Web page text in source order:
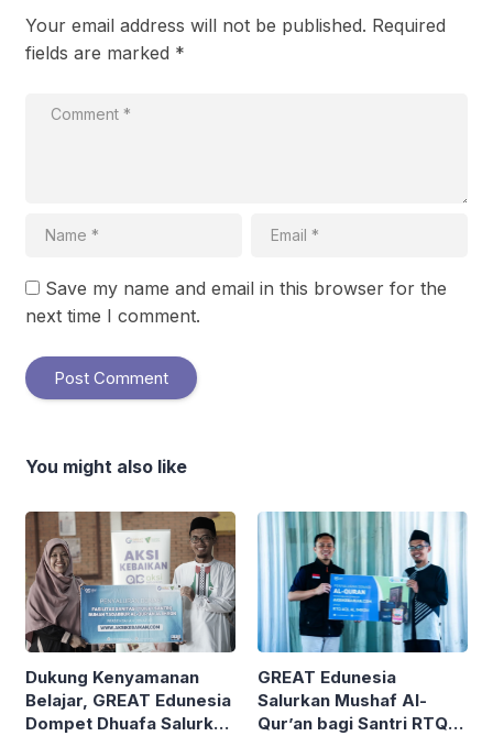
Your email address will not be published. Required
fields are marked *
Save my name and email in this browser for the
next time I comment.
You might also like
Dukung Kenyamanan
Belajar, GREAT Edunesia
Dompet Dhuafa Salurkan
GREAT Edunesia
Salurkan Mushaf Al-
Qur’an bagi Santri RTQ